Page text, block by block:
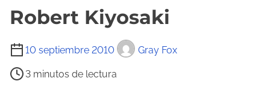
Robert Kiyosaki
10 septiembre 2010 Gray Fox
T
e
3 minutos de lectura